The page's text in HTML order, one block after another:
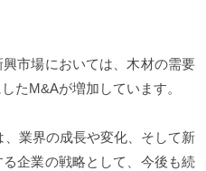
市場においては、木材の需要
たM&Aが増加しています。
業界の成長や変化、そして新
企業の戦略として、今後も続